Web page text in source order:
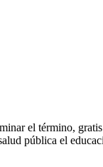
el término,
pública el